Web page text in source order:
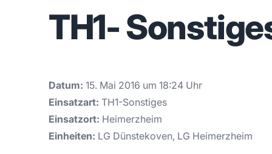
TH1-
Datum: 15. Mai 2016 um 18:24 Uhr
Einsatzart: TH1-Sonstiges
Einsatzort: Heimerzheim
Einheiten: LG Dünstekoven, LG Heimerzheim